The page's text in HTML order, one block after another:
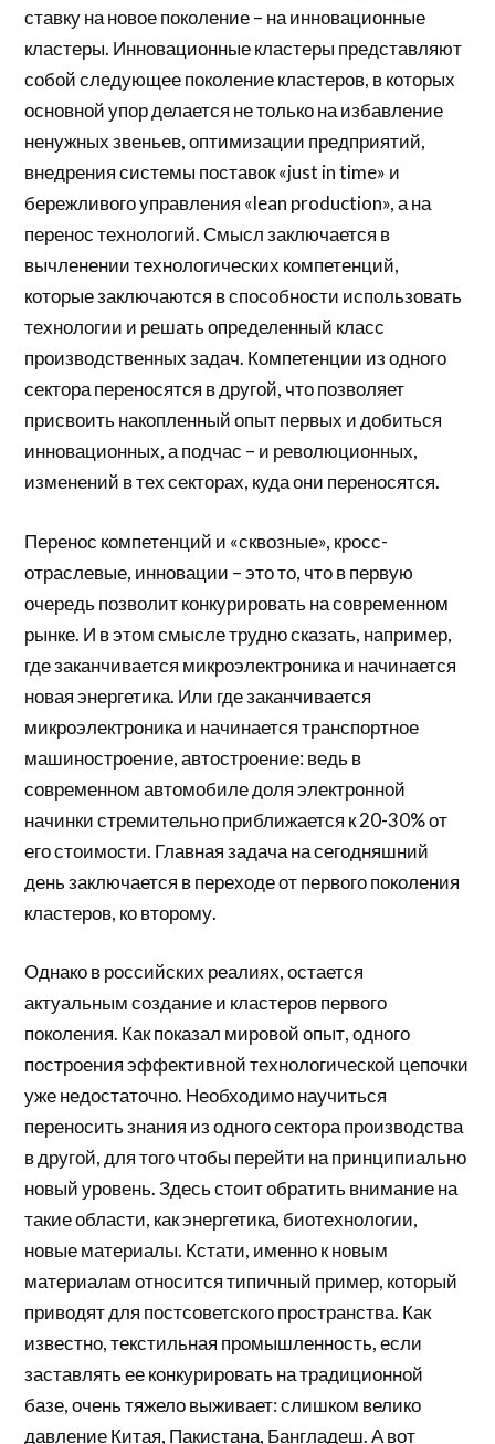
ставку на новое поколение – на инновационные
кластеры. Инновационные кластеры представляют
собой следующее поколение кластеров, в которых
основной упор делается не только на избавление
ненужных звеньев, оптимизации предприятий,
внедрения системы поставок «just in time» и
бережливого управления «lean production», а на
перенос технологий. Смысл заключается в
вычленении технологических компетенций,
которые заключаются в способности использовать
технологии и решать определенный класс
производственных задач. Компетенции из одного
сектора переносятся в другой, что позволяет
присвоить накопленный опыт первых и добиться
инновационных, а подчас – и революционных,
изменений в тех секторах, куда они переносятся.
Перенос компетенций и «сквозные», кросс-
отраслевые, инновации – это то, что в первую
очередь позволит конкурировать на современном
рынке. И в этом смысле трудно сказать, например,
где заканчивается микроэлектроника и начинается
новая энергетика. Или где заканчивается
микроэлектроника и начинается транспортное
машиностроение, автостроение: ведь в
современном автомобиле доля электронной
начинки стремительно приближается к 20-30% от
его стоимости. Главная задача на сегодняшний
день заключается в переходе от первого поколения
кластеров, ко второму.
Однако в российских реалиях, остается
актуальным создание и кластеров первого
поколения. Как показал мировой опыт, одного
построения эффективной технологической цепочки
уже недостаточно. Необходимо научиться
переносить знания из одного сектора производства
в другой, для того чтобы перейти на принципиально
новый уровень. Здесь стоит обратить внимание на
такие области, как энергетика, биотехнологии,
новые материалы. Кстати, именно к новым
материалам относится типичный пример, который
приводят для постсоветского пространства. Как
известно, текстильная промышленность, если
заставлять ее конкурировать на традиционной
базе, очень тяжело выживает: слишком велико
давление Китая, Пакистана, Бангладеш. А вот